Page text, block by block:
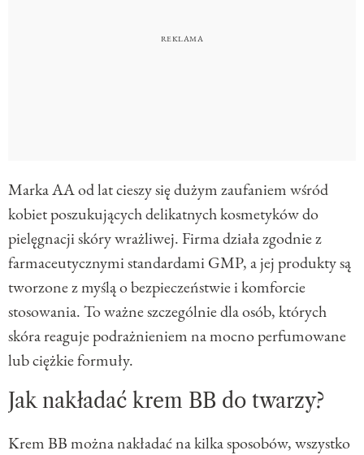
Marka AA od lat cieszy się dużym zaufaniem wśród
kobiet poszukujących delikatnych kosmetyków do
pielęgnacji skóry wrażliwej. Firma działa zgodnie z
farmaceutycznymi standardami GMP, a jej produkty są
tworzone z myślą o bezpieczeństwie i komforcie
stosowania. To ważne szczególnie dla osób, których
skóra reaguje podrażnieniem na mocno perfumowane
lub ciężkie formuły.
Jak nakładać krem BB do twarzy?
Krem BB można nakładać na kilka sposobów, wszystko